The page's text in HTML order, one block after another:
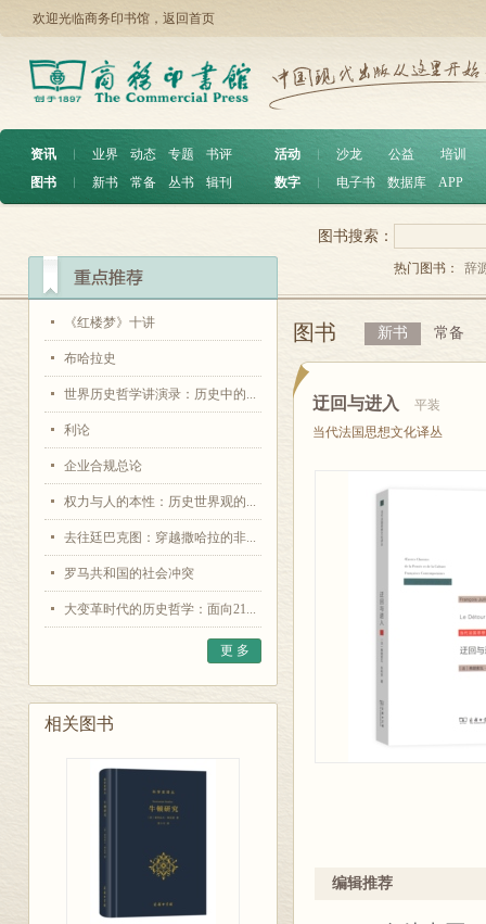
欢迎光临商务印书馆， 返回首页
资讯 ︱ 业界 动态 专题
书评
图书
︱ 新书 常备 丛书 辑刊
活动 沙龙 公益
培训
数字
电子书 数据库 APP
《红楼梦》十讲
布哈拉史
世界历史哲学讲演录：历史中的...
利论
企业合规总论
权力与人的本性：历史世界观的...
去往廷巴克图：穿越撒哈拉的非...
罗马共和国的社会冲突
大变革时代的历史哲学：面向21...
更 多
相关图书
图书搜索：
热门图书： 辞
图书 新书 常备
迂回与进入
平装
当代法国思想文化译丛
编辑推荐